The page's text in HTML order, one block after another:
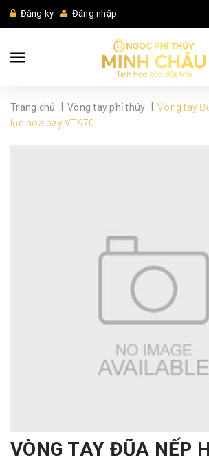
Đăng ký Đăng nhập
Trang chủ Vòng tay phỉ thúy
Vòng tay
lục hoa bay VT970
VÒNG TAY ĐŨA NẾP